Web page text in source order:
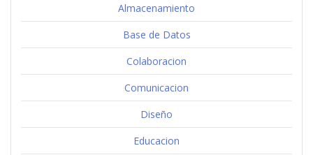
Almacenamiento
Base de Datos
Colaboracion
Comunicacion
Diseño
Educacion